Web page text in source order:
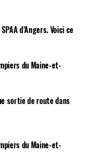
d’Angers. Voici ce
du Maine-et-
sortie de route dans
du Maine-et-